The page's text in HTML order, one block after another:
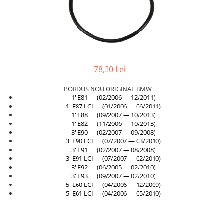
Aripă
Aripă spate
Armatura
Balama capota
Bara fata
Bara spate
Broasca capota
78,30 Lei
PORDUS NOU ORIGINAL BMW
1' E81 (02/2006 — 12/2011)
1' E87 LCI (01/2006 — 06/2011)
1' E88 (09/2007 — 10/2013)
1' E82 (11/2006 — 10/2013)
3' E90 (02/2007 — 09/2008)
3' E90 LCI (07/2007 — 03/2010)
3' E91 (02/2007 — 08/2008)
3' E91 LCI (07/2007 — 02/2010)
3' E92 (06/2005 — 02/2010)
3' E93 (09/2007 — 02/2010)
5' E60 LCI (04/2006 — 12/2009)
5' E61 LCI (04/2006 — 05/2010)